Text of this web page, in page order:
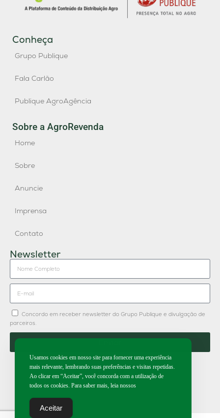
Conheça
Grupo Publique
Fala Carlão
Publique AgroAgência
Sobre a AgroRevenda
Home
Sobre
Anuncie
Imprensa
Contato
Newsletter
Concordo em receber newsletter do Grupo Publique e divulgação de
parceiros.
Usamos cookies em nosso site para fornecer uma experiência
mais relevante, lembrando suas preferências e visitas repetidas.
Ao clicar em “Aceitar”, você concorda com a utilização de
todos os cookies. Para saber mais, leia nossos
Aceitar